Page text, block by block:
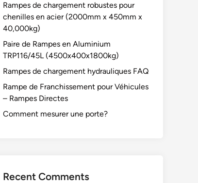
Rampes de chargement robustes pour
chenilles en acier (2000mm x 450mm x
40,000kg)
Paire de Rampes en Aluminium
TRP116/45L (4500x400x1800kg)
Rampes de chargement hydrauliques FAQ
Rampe de Franchissement pour Véhicules
– Rampes Directes
Comment mesurer une porte?
Recent Comments